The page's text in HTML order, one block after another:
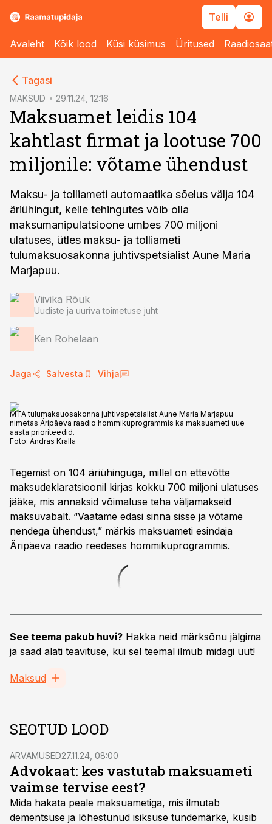
Telli
Avaleht Kõik lood Küsi küsimus Üritused
Tagasi
MAKSUD 29.11.24, 12:16
Maksuamet leidis 104
kahtlast firmat ja lootuse 700
miljonile: võtame ühendust
Maksu- ja tolliameti automaatika sõelus välja 104
äriühingut, kelle tehingutes võib olla
maksumanipulatsioone umbes 700 miljoni
ulatuses, ütles maksu- ja tolliameti
tulumaksuosakonna juhtivspetsialist Aune Maria
Marjapuu.
Viivika Rõuk
Uudiste ja uuriva toimetuse juht
Ken Rohelaan
Jaga Salvesta Vihja
MTA tulumaksuosakonna juhtivspetsialist Aune Maria Marjapuu
nimetas Äripäeva raadio hommikuprogrammis ka maksuameti uue
aasta prioriteedid.
Foto: Andras Kralla
Tegemist on 104 äriühinguga, millel on ettevõtte
maksudeklaratsioonil kirjas kokku 700 miljoni ulatuses
jääke, mis annaksid võimaluse teha väljamakseid
maksuvabalt. “Vaatame edasi sinna sisse ja võtame
nendega ühendust,” märkis maksuameti esindaja
Äripäeva raadio reedeses hommikuprogrammis.
See teema pakub huvi? Hakka neid märksõnu jälgima
ja saad alati teavituse, kui sel teemal ilmub midagi uut!
Maksud
SEOTUD LOOD
ARVAMUSED27.11.24, 08:00
Advokaat: kes vastutab maksuameti
vaimse tervise eest?
Mida hakata peale maksuametiga, mis ilmutab
dementsuse ja lõhestunud isiksuse tundemärke, küsib